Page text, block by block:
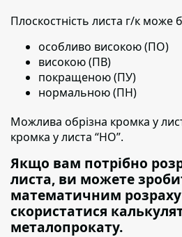
Плоскостність листа г/к може
особливо високою (ПО)
високою (ПВ)
покращеною (ПУ)
нормальною (ПН)
Можлива обрізна кромка у
кромка у листа “НО”.
Якщо вам потрібно
листа, ви можете
математичним
скористатися
металопрокату.